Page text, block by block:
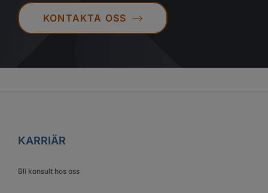
KONTAKTA OSS
KARRIÄR
Bli konsult hos oss